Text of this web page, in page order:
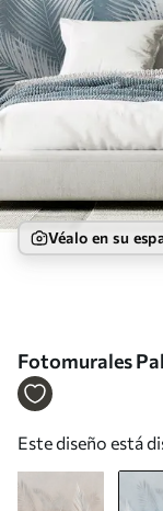
Véalo en su
Fotomurales
granzh. en
Este diseño está